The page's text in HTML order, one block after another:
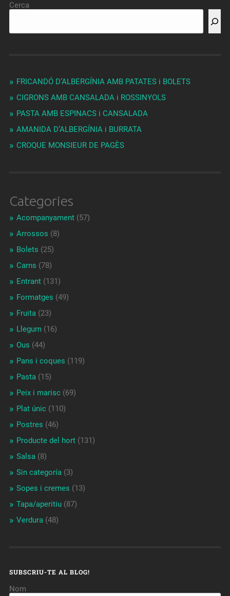
Cerca
FRICANDÓ D’ALBERGÍNIA AMB PATATES i BOLETS
CIGRONS AMB CANSALADA i ROSSINYOLS
PASTA AMB ESPINACS i CANSALADA
AMANIDA D’ALBERGÍNIA i BURRATA
CROQUE MONSIEUR DE PAGÈS
Categories
Acompanyament(57)
Arrossos (8)
Bolets (25)
Carns (78)
Entrant(131)
Formatges (49)
Fruita(23)
Llegum (16)
Ous (44)
Pans i coques (119)
Pasta(15)
Peix i marisc(69)
Plat únic(110)
Postres (46)
Producte del hort(131)
Salsa(8)
Sin categoría(3)
Sopes i cremes (13)
Tapa/aperitiu(87)
Verdura(48)
SUBSCRIU-TE AL BLOG!
Nom